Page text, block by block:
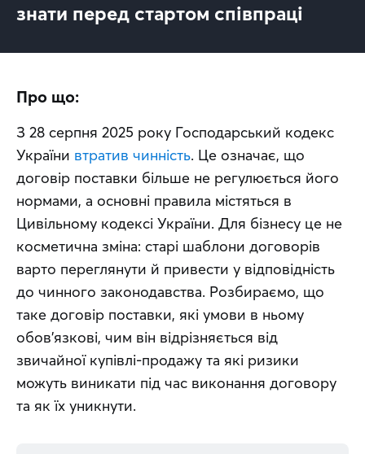
знати перед стартом співпраці
Про що:
З 28 серпня 2025 року Господарський кодекс
України втратив чинність. Це означає, що
договір поставки більше не регулюється його
нормами, а основні правила містяться в
Цивільному кодексі України. Для бізнесу це не
косметична зміна: старі шаблони договорів
варто переглянути й привести у відповідність
до чинного законодавства. Розбираємо, що
таке договір поставки, які умови в ньому
обов'язкові, чим він відрізняється від
звичайної купівлі-продажу та які ризики
можуть виникати під час виконання договору
та як їх уникнути.